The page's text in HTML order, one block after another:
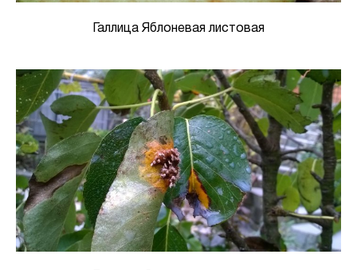
Галлица Яблоневая листовая